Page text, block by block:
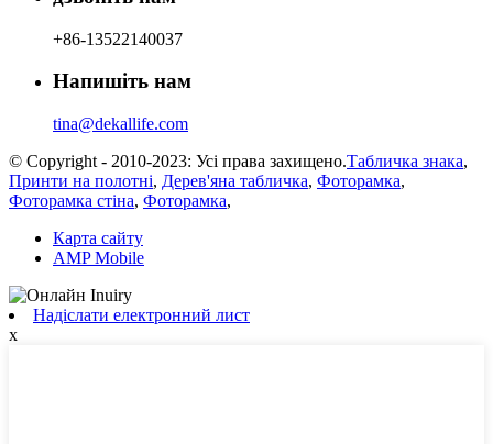
+86-13522140037
Напишіть нам
tina@dekallife.com
© Copyright - 2010-2023: Усі права захищено.Табличка знака,
Принти на полотні, Дерев'яна табличка, Фоторамка,
Фоторамка стіна, Фоторамка,
Карта сайту
AMP Mobile
Надіслати електронний лист
x